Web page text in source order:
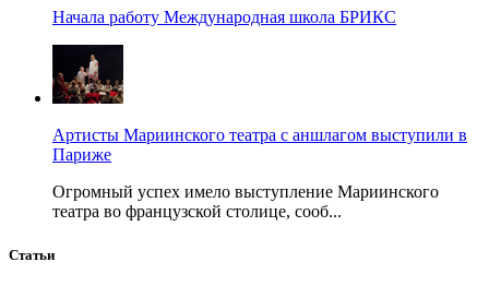
Начала работу Международная школа БРИКС
Артисты Мариинского театра с аншлагом выступили в
Париже
Огромный успех имело выступление Мариинского
театра во французской столице, сооб...
Статьи